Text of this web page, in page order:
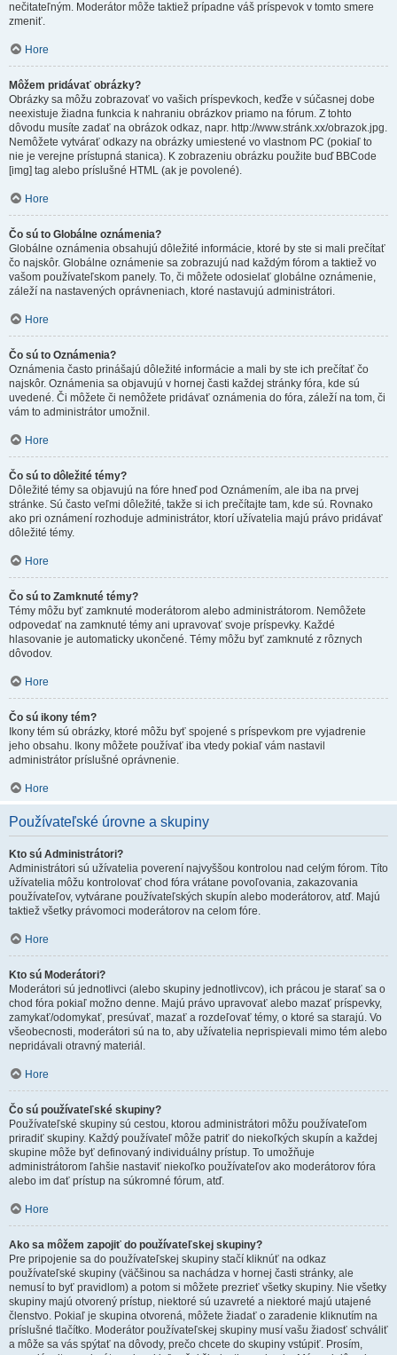
nečitateľným. Moderátor môže taktiež prípadne váš príspevok v tomto smere
zmeniť.
Hore
Môžem pridávať obrázky?
Obrázky sa môžu zobrazovať vo vašich príspevkoch, keďže v súčasnej dobe
neexistuje žiadna funkcia k nahraniu obrázkov priamo na fórum. Z tohto
dôvodu musíte zadať na obrázok odkaz, napr. http://www.stránk.xx/obrazok.jpg.
Nemôžete vytvárať odkazy na obrázky umiestené vo vlastnom PC (pokiaľ to
nie je verejne prístupná stanica). K zobrazeniu obrázku použite buď BBCode
[img] tag alebo príslušné HTML (ak je povolené).
Hore
Čo sú to Globálne oznámenia?
Globálne oznámenia obsahujú dôležité informácie, ktoré by ste si mali prečítať
čo najskôr. Globálne oznámenie sa zobrazujú nad každým fórom a taktiež vo
vašom používateľskom panely. To, či môžete odosielať globálne oznámenie,
záleží na nastavených oprávneniach, ktoré nastavujú administrátori.
Hore
Čo sú to Oznámenia?
Oznámenia často prinášajú dôležité informácie a mali by ste ich prečítať čo
najskôr. Oznámenia sa objavujú v hornej časti každej stránky fóra, kde sú
uvedené. Či môžete či nemôžete pridávať oznámenia do fóra, záleží na tom, či
vám to administrátor umožnil.
Hore
Čo sú to dôležité témy?
Dôležité témy sa objavujú na fóre hneď pod Oznámením, ale iba na prvej
stránke. Sú často veľmi dôležité, takže si ich prečítajte tam, kde sú. Rovnako
ako pri oznámení rozhoduje administrátor, ktorí užívatelia majú právo pridávať
dôležité témy.
Hore
Čo sú to Zamknuté témy?
Témy môžu byť zamknuté moderátorom alebo administrátorom. Nemôžete
odpovedať na zamknuté témy ani upravovať svoje príspevky. Každé
hlasovanie je automaticky ukončené. Témy môžu byť zamknuté z rôznych
dôvodov.
Hore
Čo sú ikony tém?
Ikony tém sú obrázky, ktoré môžu byť spojené s príspevkom pre vyjadrenie
jeho obsahu. Ikony môžete používať iba vtedy pokiaľ vám nastavil
administrátor príslušné oprávnenie.
Hore
Používateľské úrovne a skupiny
Kto sú Administrátori?
Administrátori sú užívatelia poverení najvyššou kontrolou nad celým fórom. Títo
užívatelia môžu kontrolovať chod fóra vrátane povoľovania, zakazovania
používateľov, vytvárane používateľských skupín alebo moderátorov, atď. Majú
taktiež všetky právomoci moderátorov na celom fóre.
Hore
Kto sú Moderátori?
Moderátori sú jednotlivci (alebo skupiny jednotlivcov), ich prácou je starať sa o
chod fóra pokiaľ možno denne. Majú právo upravovať alebo mazať príspevky,
zamykať/odomykať, presúvať, mazať a rozdeľovať témy, o ktoré sa starajú. Vo
všeobecnosti, moderátori sú na to, aby užívatelia neprispievali mimo tém alebo
nepridávali otravný materiál.
Hore
Čo sú používateľské skupiny?
Používateľské skupiny sú cestou, ktorou administrátori môžu používateľom
priradiť skupiny. Každý používateľ môže patriť do niekoľkých skupín a každej
skupine môže byť definovaný individuálny prístup. To umožňuje
administrátorom ľahšie nastaviť niekoľko používateľov ako moderátorov fóra
alebo im dať prístup na súkromné fórum, atď.
Hore
Ako sa môžem zapojiť do používateľskej skupiny?
Pre pripojenie sa do používateľskej skupiny stačí kliknúť na odkaz
používateľské skupiny (väčšinou sa nachádza v hornej časti stránky, ale
nemusí to byť pravidlom) a potom si môžete prezrieť všetky skupiny. Nie všetky
skupiny majú otvorený prístup, niektoré sú uzavreté a niektoré majú utajené
členstvo. Pokiaľ je skupina otvorená, môžete žiadať o zaradenie kliknutím na
príslušné tlačítko. Moderátor používateľskej skupiny musí vašu žiadosť schváliť
a môže sa vás spýtať na dôvody, prečo chcete do skupiny vstúpiť. Prosím,